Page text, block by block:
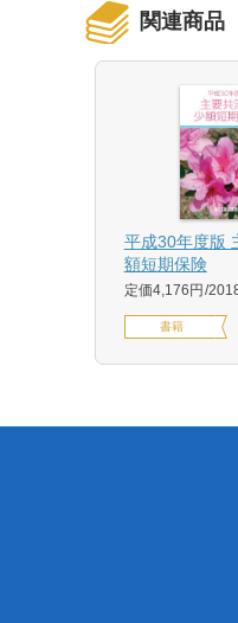
関連商品
平成30年度版
額短期保険
定価4,176円
書籍